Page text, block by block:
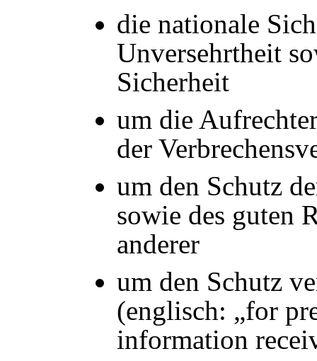
die nationale
Unversehrtheit
Sicherheit
um die
der
um den Schutz
sowie des guten
anderer
um den Schutz
(englisch: „for
information